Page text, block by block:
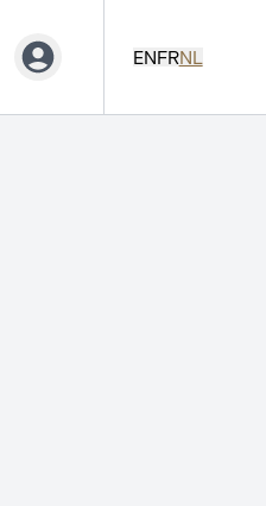
ENFRNL